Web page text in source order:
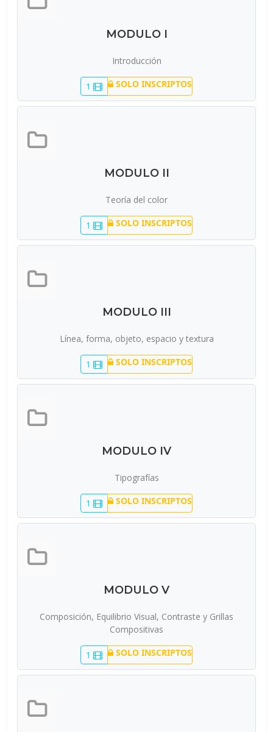
MODULO I
Introducción
1 SOLO INSCRIPTOS
MODULO II
Teoría del color
1 SOLO INSCRIPTOS
MODULO III
Línea, forma, objeto, espacio y textura
1 SOLO INSCRIPTOS
MODULO IV
Tipografías
1 SOLO INSCRIPTOS
MODULO V
Composición, Equilibrio Visual, Contraste y Grillas
Compositivas
1 SOLO INSCRIPTOS